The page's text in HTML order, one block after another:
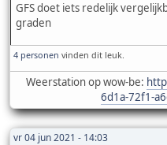
GFS doet iets redelijk
graden
4 personen vinden dit leuk.
Weerstation op wow-be:
6d1a-72f1-
vr 04 jun 2021 - 14:03